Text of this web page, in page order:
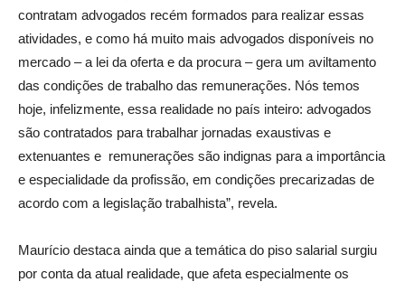
contratam advogados recém formados para realizar essas
atividades, e como há muito mais advogados disponíveis no
mercado – a lei da oferta e da procura – gera um aviltamento
das condições de trabalho das remunerações. Nós temos
hoje, infelizmente, essa realidade no país inteiro: advogados
são contratados para trabalhar jornadas exaustivas e
extenuantes e remunerações são indignas para a importância
e especialidade da profissão, em condições precarizadas de
acordo com a legislação trabalhista”, revela.
Maurício destaca ainda que a temática do piso salarial surgiu
por conta da atual realidade, que afeta especialmente os